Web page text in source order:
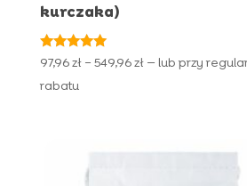
kurczaka)
Oceniono
4.89
na 5
97,96zł – 549,96złZakres
do
— lub przy
rabatu